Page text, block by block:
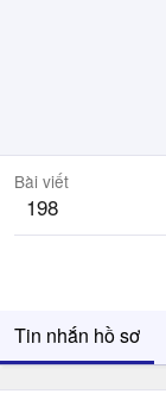
Bài viết
198
Tin nhắn hồ sơ